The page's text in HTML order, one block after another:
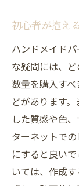
初心者が抱え
ハンドメイド
な疑問には、
数量を購入す
どがあります
した質感や色
ターネットで
にすると良い
いては、作成